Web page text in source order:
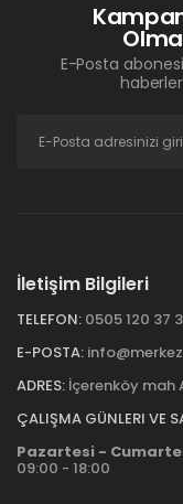
E-Posta
İletişim Bilgileri
TELEFON: 0505 120 37
E-POSTA:
ADRES: İçerenköy mah
ÇALIŞMA GÜNLERI VE
Pazartesi -
09:00 - 18:00